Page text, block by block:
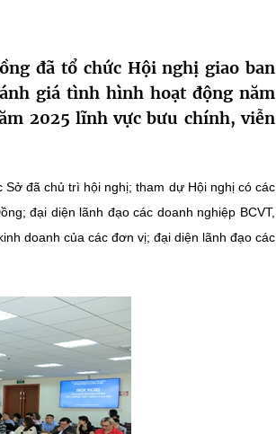
đã tổ chức Hội nghị giao ban
giá tình hình hoạt động năm
2025 lĩnh vực bưu chính, viễn
đã chủ trì hội nghị; tham dự Hội nghị có các
đại diện lãnh đạo các doanh nghiệp BCVT,
doanh của các đơn vị; đại diện lãnh đạo các